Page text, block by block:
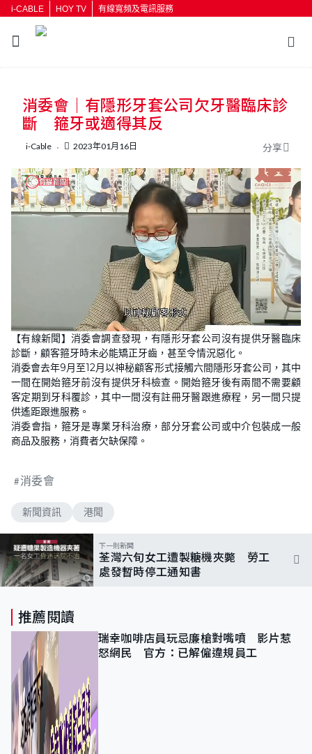
i-CABLE HOY TV 有線寬頻及電訊服務
按輸入鍵開始搜尋
消委會｜有隱形牙套公司欠牙醫臨床診
斷 箍牙或適得其反
i-Cable 2023年01月16日 分享
n
m
u
t
e
L
o
a
d
e
d
:
5
7
.
%
【有線新聞】消委會調查發現，有隱形牙套公司沒有提供牙醫臨床
診斷，顧客箍牙時未必能矯正牙齒，甚至令情況惡化。
消委會去年9月至12月以神秘顧客形式接觸六間隱形牙套公司，其中
一間在開始箍牙前沒有提供牙科檢查。開始箍牙後有兩間不需要顧
客定期到牙科覆診，其中一間沒有註冊牙醫跟進療程，另一間只提
供遙距跟進服務。
消委會指，箍牙是專業牙科治療，部分牙套公司或中介包裝成一般
商品及服務，消費者欠缺保障。
消委會
新聞資訊 港聞
下一則新聞
荃灣六旬女工遭製糖機夾斃 勞工
處發暫時停工通知書
推薦閱讀
瑞幸咖啡店員玩忌廉槍對嘴噴 影片惹
怒網民 官方：已解僱違規員工